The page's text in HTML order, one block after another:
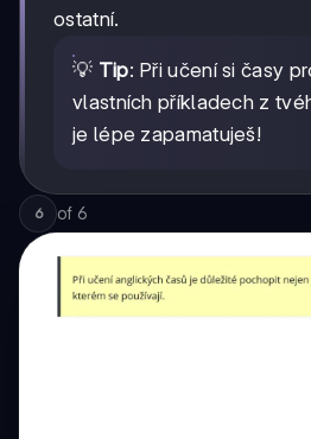
ostatní.
💡 Tip: Při učení si časy
vlastních příkladech z
je lépe zapamatuješ!
6 of 6